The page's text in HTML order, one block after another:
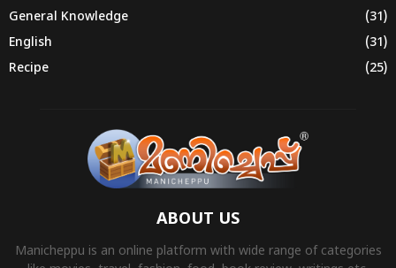
General Knowledge
(31)
English
(31)
Recipe
(25)
ABOUT US
Manicheppu is an online platform with wide range of categories